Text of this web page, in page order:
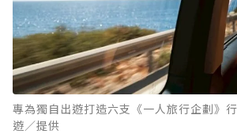
專為獨自出遊打造六支《一人旅行企劃》
遊／提供